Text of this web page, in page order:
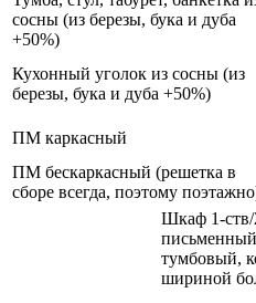
сосны (из березы, бука и дуба
+50%)
Кухонный уголок из сосны (из
березы, бука и дуба +50%)
ПМ каркасный
ПМ бескаркасный (решетка в
сборе всегда, поэтому
Шкаф 1-ств/
тумбовый,
шириной